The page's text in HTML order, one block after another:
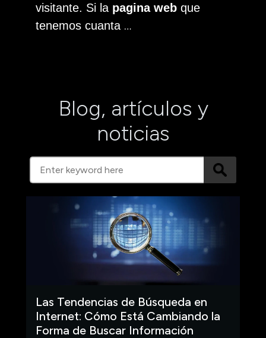
visitante. Si la pagina web que
tenemos cuanta …
Blog, artículos y
noticias
Las Tendencias de Búsqueda en
Internet: Cómo Está Cambiando la
Forma de Buscar Información